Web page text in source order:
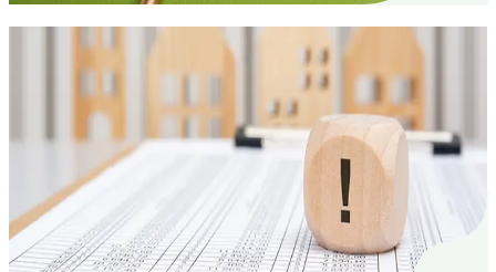
Trasloco16. Sept. 2024
Danni dell'inquilino al momento del
trasloco: cosa bisogna sapere
Quali danni devono essere riparati dall'inquilino al
momento del trasloco e spesso oggetto di